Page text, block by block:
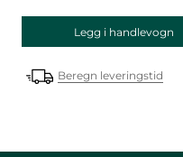
Legg i handlevogn
Beregn leveringstid